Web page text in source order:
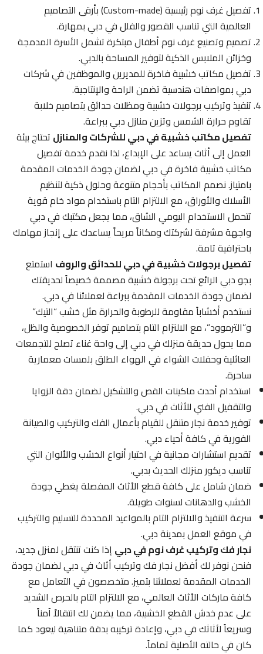
تفصيل غرف نوم رئيسية (Custom-made) بأرقى التصاميم
العالمية التي تناسب القصور والفلل في دبي بمهارة.
تصميم وتصنيع غرف نوم أطفال مبتكرة تشمل الأسرة المدمجة
وخزائن الملابس الذكية لتوفير المساحة بالدبي.
تفصيل مكاتب خشبية فاخرة للمديرين والموظفين في شركات
دبي بمواصفات هندسية تضمن الراحة والإنتاجية.
تنفيذ وتركيب برجولات خشبية ومظلات حدائق بتصاميم خلابة
تقاوم حرارة الشمس وتزين منازل دبي ببراعة.
تفصيل مكاتب خشبية في دبي للشركات والمنازلتحتاج بيئة
العمل إلى أثاث يساعد على الإبداع، لذا نقدم خدمة تفصيل
مكاتب خشبية فاخرة في دبي لضمان جودة الخدمات المقدمة
بامتياز. نصمم المكاتب بأحجام متنوعة وحلول ذكية لتنظيم
الأسلاك والأوراق، مع الالتزام التام باستخدام مواد خام قوية
تتحمل الاستخدام اليومي الشاق، مما يجعل مكتبك في دبي
واجهة مشرفة لشركتك ومكاناً مريحاً يساعدك على إنجاز مهامك
باحترافية تامة.
تفصيل برجولات خشبية في دبي للحدائق والروفاستمتع
بجو دبي الرائع تحت برجولة خشبية مصممة خصيصاً لحديقتك
لضمان جودة الخدمات المقدمة ببراعة لعملائنا في دبي.
نستخدم أخشاباً مقاومة للرطوبة والحرارة مثل خشب “التيك”
و”الترموود”، مع الالتزام التام بتصاميم توفر الخصوصية والظل،
مما يحول حديقة منزلك في دبي إلى واحة غناء تصلح للتجمعات
العائلية وحفلات الشواء في الهواء الطلق بلمسات معمارية
ساحرة.
استخدام أحدث ماكينات القص والتشكيل لضمان دقة الزوايا
والتقفيل الفني للأثاث في دبي.
توفير خدمة نجار متنقل للقيام بأعمال الفك والتركيب والصيانة
الفورية في كافة أحياء دبي.
تقديم استشارات مجانية في اختيار أنواع الخشب والألوان التي
تناسب ديكور منزلك الحديث بدبي.
ضمان شامل على كافة قطع الأثاث المفصلة يغطي جودة
الخشب والدهانات لسنوات طويلة.
سرعة التنفيذ والالتزام التام بالمواعيد المحددة للتسليم والتركيب
في موقع العمل بمدينة دبي.
نجار فك وتركيب غرف نوم في دبيإذا كنت تنتقل لمنزل جديد،
فنحن نوفر لك أفضل نجار فك وتركيب أثاث في دبي لضمان جودة
الخدمات المقدمة لعملائنا بتميز. متخصصون في التعامل مع
كافة ماركات الأثاث العالمي، مع الالتزام التام بالحرص الشديد
على عدم خدش القطع الخشبية، مما يضمن لك انتقالاً آمناً
وسريعاً لأثاثك في دبي، وإعادة تركيبه بدقة متناهية ليعود كما
كان في حالته الأصلية تماماً.